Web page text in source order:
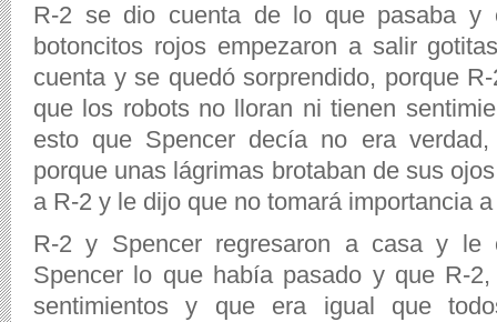
R-2 se dio cuenta de lo que pasaba y
botoncitos rojos empezaron a salir
cuenta y se quedó sorprendido, porque
que los robots no lloran ni tienen
esto que Spencer decía no era
porque unas lágrimas brotaban de sus
a R-2 y le dijo que no tomará importancia
R-2 y Spencer regresaron a casa y le
Spencer lo que había pasado y que R-
sentimientos y que era igual que